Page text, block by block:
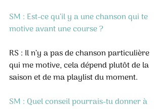
SM : Est-ce qu’il y a une chanson qui te
motive avant une course ?
RS : Il n’y a pas de chanson particulière
qui me motive, cela dépend plutôt de la
saison et de ma playlist du moment.
SM : Quel conseil pourrais-tu donner à